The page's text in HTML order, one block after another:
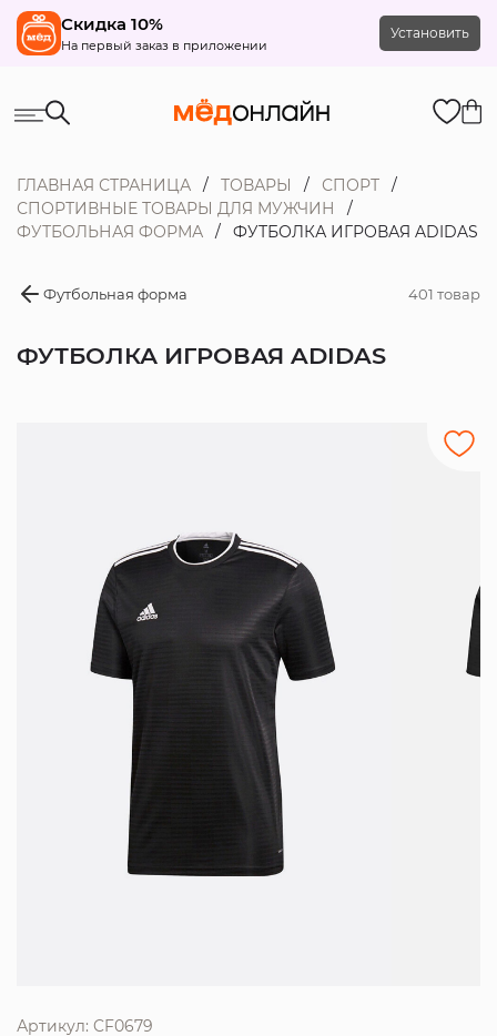
Скидка 10%
На первый заказ в приложении
Установить
ГЛАВНАЯ СТРАНИЦА ТОВАРЫ
СПОРТ
СПОРТИВНЫЕ ТОВАРЫ ДЛЯ МУЖЧИН
ФУТБОЛЬНАЯ ФОРМА
ФУТБОЛКА ИГРОВАЯ ADIDAS
Футбольная форма 401 товар
ФУТБОЛКА ИГРОВАЯ ADIDAS
Артикул: CF0679